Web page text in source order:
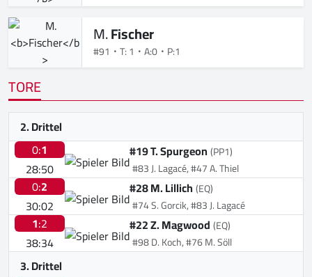
M.Fischer
#91 T: 1 A:0 P:1
TORE
2. Drittel
0:1
28:50
#19 T. Spurgeon(PP1)
#83 J. Lagacé, #47 A. Thiel
0:2
30:02
#28 M. Lillich(EQ)
#74 S. Gorcik, #83 J. Lagacé
1:2
38:34
#22 Z. Magwood(EQ)
#98 D. Koch, #76 M. Söll
3. Drittel